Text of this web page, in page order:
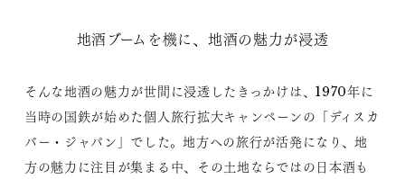
地酒ブームを機に、地酒の魅力が浸透
そんな地酒の魅力が世間に浸透したきっかけは、1970年に
当時の国鉄が始めた個人旅行拡大キャンペーンの「ディスカ
バー・ジャパン」でした。地方への旅行が活発になり、地
方の魅力に注目が集まる中、その土地ならではの日本酒も